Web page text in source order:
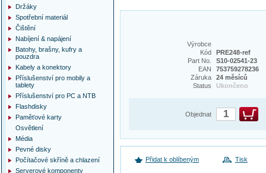
Výrobce
Kód
PRE248-ref
Part No.
S10-02541-23
EAN
753759278236
Záruka
24 měsíců
Status
Ukončeno
Objednat
Přidat k oblíbeným Tisk
Držáky
Spotřební materiál
Čištění
Nabíjení & napájení
Batohy, brašny, kufry a
pouzdra
Kabely a konektory
Příslušenství pro mobily a
tablety
Příslušenství pro PC a NTB
Flashdisky
Paměťové karty
Osvětlení
Média
Pevné disky
Počítačové skříně a chlazení
Serverové komponenty